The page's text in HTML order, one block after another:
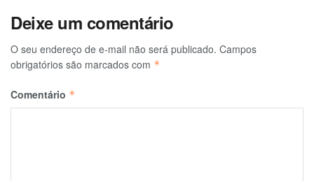
Deixe um comentário
O seu endereço de e-mail não será publicado. Campos
obrigatórios são marcados com *
Comentário *